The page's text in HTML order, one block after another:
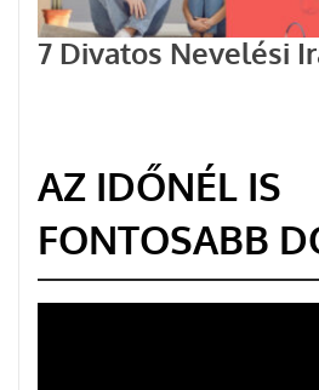
7 Divatos Nevelési
AZ IDŐNÉL IS
FONTOSABB